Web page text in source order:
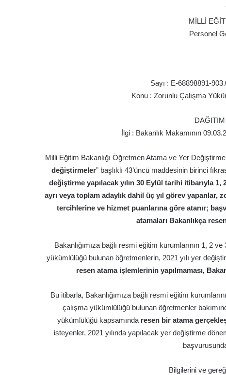
MİLLİ
Personel
Sayı : E-68898891-
Konu : Zorunlu Çalışma
İlgi : Bakanlık Makamının
Milli Eğitim Bakanlığı Öğretmen Atama ve Yer
değiştirmeler” başlıklı 43’üncü maddesinin birinci
değiştirme yapılacak yılın 30 Eylül tarihi itibarıyla
ayrı veya toplam adaylık dahil üç yıl görev
tercihlerine ve hizmet puanlarına göre atanır;
atamaları Bakanlıkça
Bakanlığımıza bağlı resmi eğitim kurumlarının 1, 2
yükümlülüğü bulunan öğretmenlerin, 2021 yılı yer
resen atama işlemlerinin yapılmaması,
Bu itibarla, Bakanlığımıza bağlı resmi eğitim
çalışma yükümlülüğü bulunan öğretmenler
yükümlülüğü kapsamında resen bir atama
isteyenler, 2021 yılında yapılacak yer değiştirme
Bilgilerini ve